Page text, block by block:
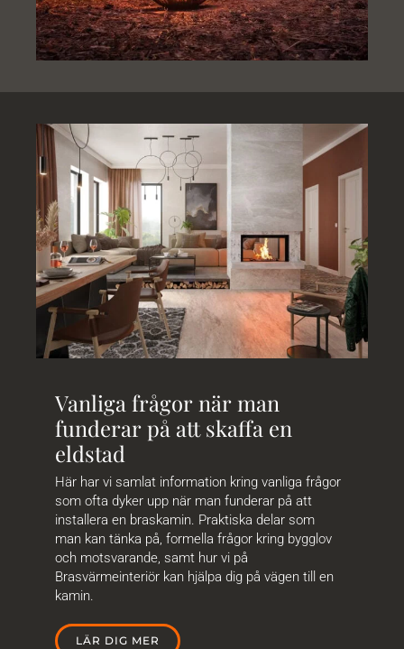
Vanliga frågor när man
funderar på att skaffa en
eldstad
Här har vi samlat information kring vanliga frågor
som ofta dyker upp när man funderar på att
installera en braskamin. Praktiska delar som
man kan tänka på, formella frågor kring bygglov
och motsvarande, samt hur vi på
Brasvärmeinteriör kan hjälpa dig på vägen till en
kamin.
LÄR DIG MER